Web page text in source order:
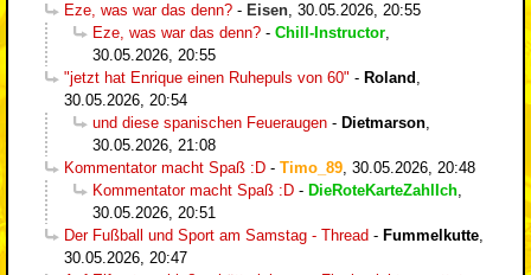
Eze, was war das denn? - Eisen 30.05.2026, 20:55
Eze, was war das denn? - Chill-Instructor
30.05.2026, 20:55
"jetzt hat Enrique einen Ruhepuls von 60" - Roland
30.05.2026, 20:54
und diese spanischen Feueraugen - Dietmarson
30.05.2026, 21:08
Kommentator macht Spaß :D - Timo_89 30.05.2026, 20:48
Kommentator macht Spaß :D - DieRoteKarteZahlIch
30.05.2026, 20:51
Der Fußball und Sport am Samstag - Thread - Fummelkutte
30.05.2026, 20:47